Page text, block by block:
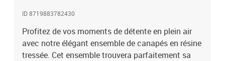
ID 8719883782430
Profitez de vos moments de détente en plein air
avec notre élégant ensemble de canapés en résine
tressée. Cet ensemble trouvera parfaitement sa